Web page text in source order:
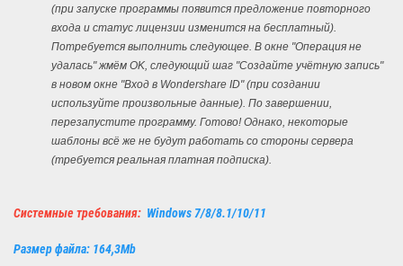
(при запуске программы появится предложение повторного
входа и статус лицензии изменится на бесплатный).
Потребуется выполнить следующее. В окне "Операция не
удалась" жмём OK, следующий шаг "Создайте учётную запись"
в новом окне "Вход в Wondershare ID" (при создании
используйте произвольные данные). По завершении,
перезапустите программу. Готово! Однако, некоторые
шаблоны всё же не будут работать со стороны сервера
(требуется реальная платная подписка).
Системные требования: Windows 7/8/8.1/10/11
Размер файла: 164,3Mb